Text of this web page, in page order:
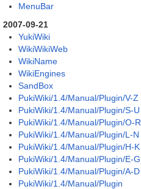
MenuBar
2007-09-21
YukiWiki
WikiWikiWeb
WikiName
WikiEngines
SandBox
PukiWiki/1.4/Manual/Plugin/V-Z
PukiWiki/1.4/Manual/Plugin/S-U
PukiWiki/1.4/Manual/Plugin/O-R
PukiWiki/1.4/Manual/Plugin/L-N
PukiWiki/1.4/Manual/Plugin/H-K
PukiWiki/1.4/Manual/Plugin/E-G
PukiWiki/1.4/Manual/Plugin/A-D
PukiWiki/1.4/Manual/Plugin